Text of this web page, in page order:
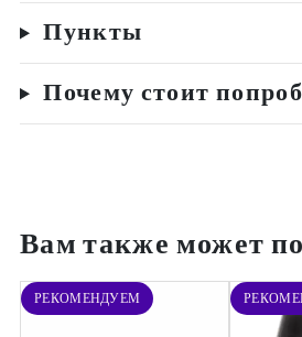
Пункты
Почему стоит
Вам также может
РЕКОМЕНДУЕМ